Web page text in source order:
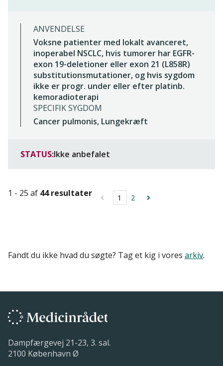
ANVENDELSE
Voksne patienter med lokalt avanceret,
inoperabel NSCLC, hvis tumorer har EGFR-
exon 19-deletioner eller exon 21 (L858R)
substitutionsmutationer, og hvis sygdom
ikke er progr. under eller efter platinb.
kemoradioterapi
SPECIFIK SYGDOM
Cancer pulmonis, Lungekræft
STATUS:Ikke anbefalet
1 - 25 af 44 resultater 1 2
Fandt du ikke hvad du søgte? Tag et kig i vores arkiv.
Dampfærgevej 21-23, 3. sal.
2100 København Ø